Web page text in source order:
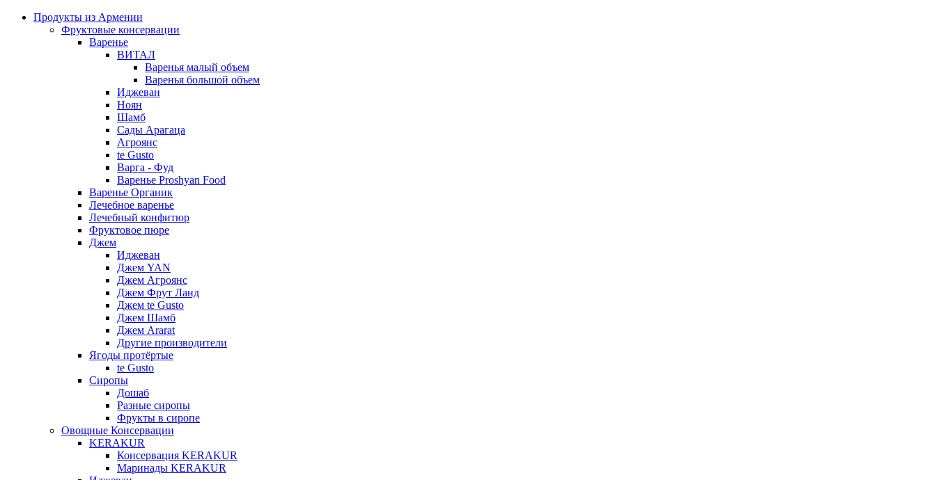
Продукты из Армении
Фруктовые консервации
Варенье
ВИТАЛ
Варенья малый объем
Варенья большой объем
Иджеван
Ноян
Шамб
Сады Арагаца
Агроянс
te Gusto
Варга - Фуд
Варенье Proshyan Food
Варенье Органик
Лечебное варенье
Лечебный конфитюр
Фруктовое пюре
Джем
Иджеван
Джем YAN
Джем Агроянс
Джем Фрут Ланд
Джем te Gusto
Джем Шамб
Джем Ararat
Другие производители
Ягоды протёртые
te Gusto
Сиропы
Дошаб
Разные сиропы
Фрукты в сиропе
Овощные Консервации
KERAKUR
Консервация KERAKUR
Маринады KERAKUR